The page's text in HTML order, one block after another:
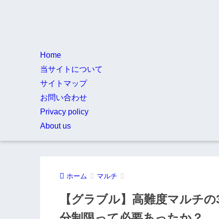
Home
当サイトについて
サイトマップ
お問い合わせ
Privacy policy
About us
ホーム マルチ
【グラブル】高難度マルチの